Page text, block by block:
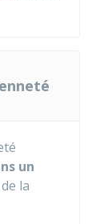
un
la